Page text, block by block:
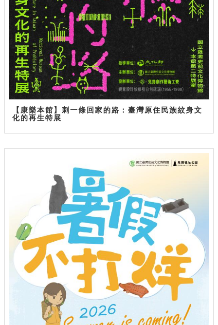
【康樂本館】刺一條回家的路：臺灣原住民族紋身文
化的再生特展